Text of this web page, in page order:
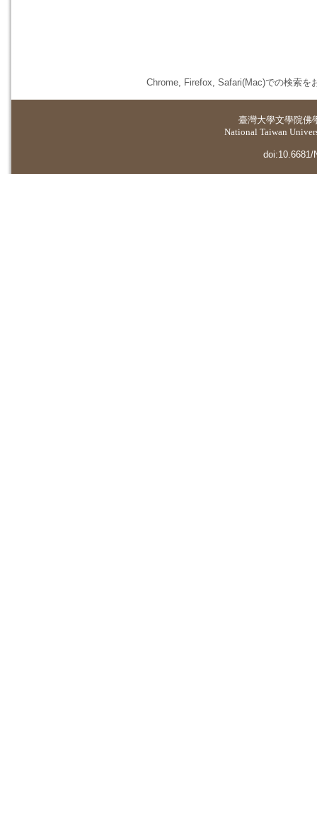
Chrome, Firefox, Safari(Mac)での検索を
臺灣大學文學院佛
National Taiwan
doi:10.6681/